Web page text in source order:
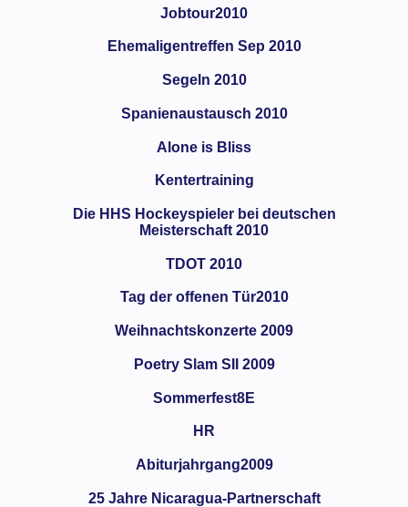
Jobtour2010
Ehemaligentreffen Sep 2010
Segeln 2010
Spanienaustausch 2010
Alone is Bliss
Kentertraining
Die HHS Hockeyspieler bei deutschen
Meisterschaft 2010
TDOT 2010
Tag der offenen Tür2010
Weihnachtskonzerte 2009
Poetry Slam SII 2009
Sommerfest8E
HR
Abiturjahrgang2009
25 Jahre Nicaragua-Partnerschaft